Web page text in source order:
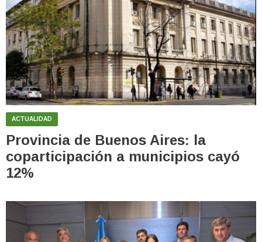
ACTUALIDAD
Provincia de Buenos Aires: la
coparticipación a municipios cayó
12%